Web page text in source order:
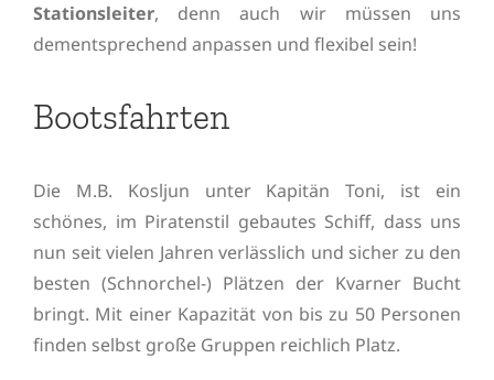
Stationsleiter, denn auch wir müssen uns
dementsprechend anpassen und flexibel sein!
Bootsfahrten
Die M.B. Kosljun unter Kapitän Toni, ist ein
schönes, im Piratenstil gebautes Schiff, dass uns
nun seit vielen Jahren verlässlich und sicher zu den
besten (Schnorchel-) Plätzen der Kvarner Bucht
bringt. Mit einer Kapazität von bis zu 50 Personen
finden selbst große Gruppen reichlich Platz.